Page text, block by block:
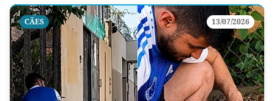
CÃES 13/07/2026